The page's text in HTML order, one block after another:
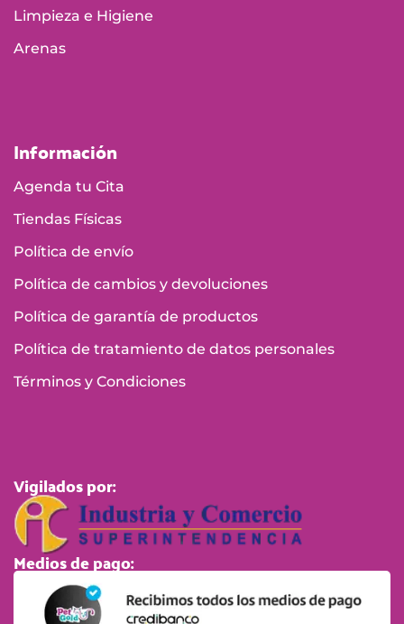
Limpieza e Higiene
Arenas
Información
Agenda tu Cita
Tiendas Físicas
Política de envío
Política de cambios y devoluciones
Política de garantía de productos
Política de tratamiento de datos personales
Términos y Condiciones
Vigilados por:
Medios de pago: